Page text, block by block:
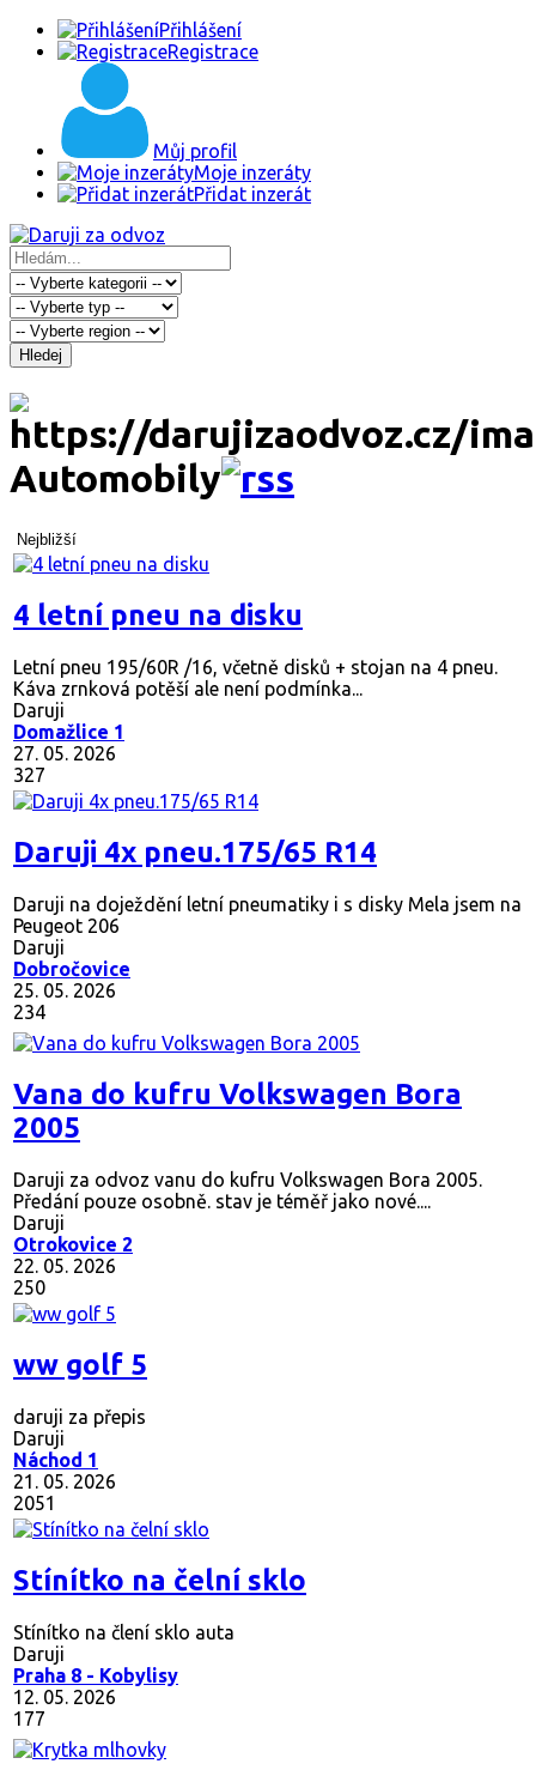
Přihlášení
Registrace
Můj profil
Moje inzeráty
Přidat inzerát
Hledej
Automobily
Nejbližší
4 letní pneu na disku
Letní pneu 195/60R /16, včetně disků + stojan na 4 pneu.
Káva zrnková potěší ale není podmínka...
Daruji
Domažlice 1
27. 05. 2026
327
Daruji 4x pneu.175/65 R14
Daruji na doježdění letní pneumatiky i s disky Mela jsem na
Peugeot 206
Daruji
Dobročovice
25. 05. 2026
234
Vana do kufru Volkswagen Bora
2005
Daruji za odvoz vanu do kufru Volkswagen Bora 2005.
Předání pouze osobně. stav je téměř jako nové....
Daruji
Otrokovice 2
22. 05. 2026
250
ww golf 5
daruji za přepis
Daruji
Náchod 1
21. 05. 2026
2051
Stínítko na čelní sklo
Stínítko na člení sklo auta
Daruji
Praha 8 - Kobylisy
12. 05. 2026
177